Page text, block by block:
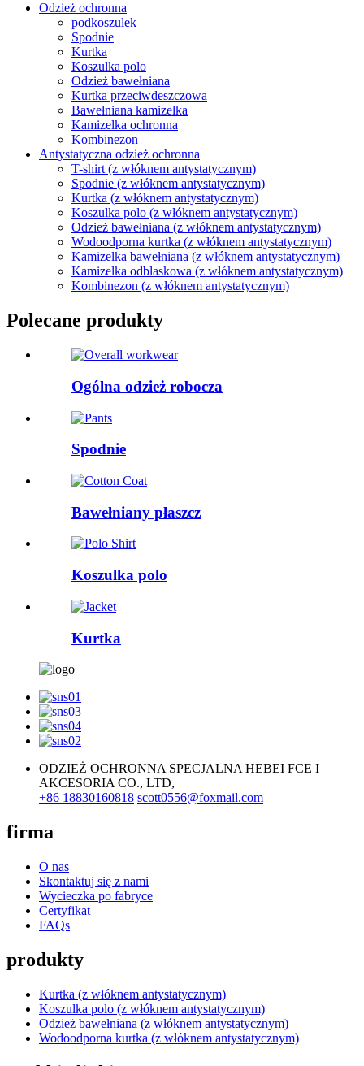
Odzież ochronna
podkoszulek
Spodnie
Kurtka
Koszulka polo
Odzież bawełniana
Kurtka przeciwdeszczowa
Bawełniana kamizelka
Kamizelka ochronna
Kombinezon
Antystatyczna odzież ochronna
T-shirt (z włóknem antystatycznym)
Spodnie (z włóknem antystatycznym)
Kurtka (z włóknem antystatycznym)
Koszulka polo (z włóknem antystatycznym)
Odzież bawełniana (z włóknem antystatycznym)
Wodoodporna kurtka (z włóknem antystatycznym)
Kamizelka bawełniana (z włóknem antystatycznym)
Kamizelka odblaskowa (z włóknem antystatycznym)
Kombinezon (z włóknem antystatycznym)
Polecane produkty
Ogólna odzież robocza
Spodnie
Bawełniany płaszcz
Koszulka polo
Kurtka
ODZIEŻ OCHRONNA SPECJALNA HEBEI FCE I
AKCESORIA CO., LTD,
+86 18830160818 scott0556@foxmail.com
firma
O nas
Skontaktuj się z nami
Wycieczka po fabryce
Certyfikat
FAQs
produkty
Kurtka (z włóknem antystatycznym)
Koszulka polo (z włóknem antystatycznym)
Odzież bawełniana (z włóknem antystatycznym)
Wodoodporna kurtka (z włóknem antystatycznym)